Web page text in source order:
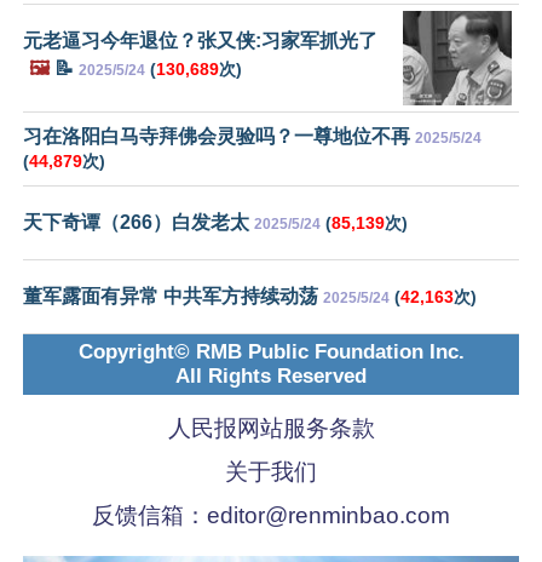
元老逼习今年退位？张又侠:习家军抓光了
🖼️📝 2025/5/24 (130,689次)
习在洛阳白马寺拜佛会灵验吗？一尊地位不再 2025/5/24
(44,879次)
天下奇谭（266）白发老太 2025/5/24 (85,139次)
董军露面有异常 中共军方持续动荡 2025/5/24 (42,163次)
Copyright© RMB Public Foundation Inc.
All Rights Reserved
人民报网站服务条款
关于我们
反馈信箱： editor@renminbao.com